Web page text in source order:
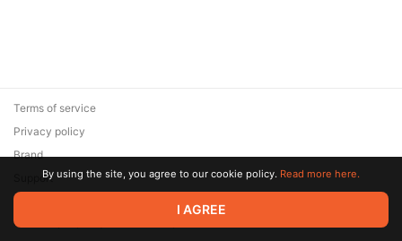
© 2026 Zaya Solutions Limited. All rights reserved. All trademarks
are the property of their respective owners.
Terms of service
Privacy policy
Brand
SupportBy using the site, you agree to our cookie policy. Read more here.
I AGREE